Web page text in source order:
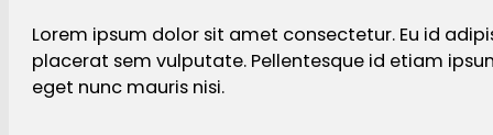
Lorem ipsum dolor sit amet consectetur. Eu id
placerat sem vulputate. Pellentesque id etiam
eget nunc mauris nisi.